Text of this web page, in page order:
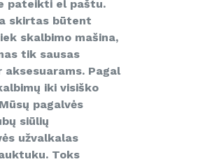
pateikti el paštu.
skirtas būtent
skalbimo mašina,
tik sausas
Pagal
iki visiško
pagalvės
siūlių
užvalkalas
Toks